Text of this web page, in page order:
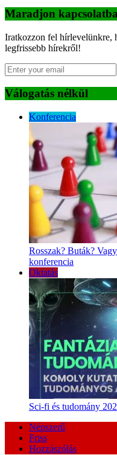
Maradjon
Iratkozzon fel hírlevelünkre,
legfrissebb hírekről!
Válogatás nélkül
Konferencia
Rosszak? Buták?
konferencia
Oktatás
Sci-fi és tudomány
Népszerű
Friss
Hozzászólás